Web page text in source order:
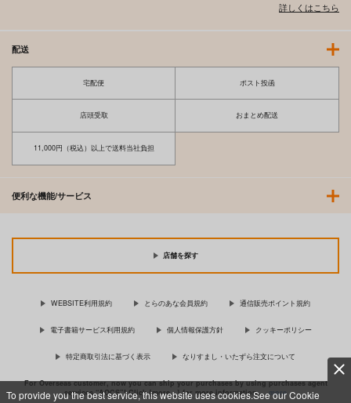
To provide you the best service, this website uses cookies.See our Cookie
詳しくはこちら
配送
宅配便 ポスト投函
店頭受取 おまとめ配送
11,000円（税込）以上で送料当社負担
便利な機能/サービス
店舗を探す
WEBSITE利用規約 とらのあな会員規約 通信販売ポイント規約
電子書籍サービス利用規約 個人情報保護方針 クッキーポリシー
特定商取引法に基づく表示 なりすまし・いたずら注文について
For Overseas customer, now you can ship your purchases by using purchases agent
services “AOCS”! Click {more…} for more information …more